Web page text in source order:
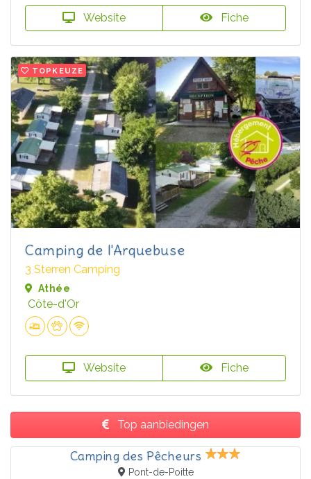
Website Fiche
TOPKEUZE
Camping de l'Arquebuse
3 Sterren Camping
Athée
Côte-d'Or
Website Fiche
Top aanbiedingen
Camping des Pêcheurs
Pont-de-Poitte